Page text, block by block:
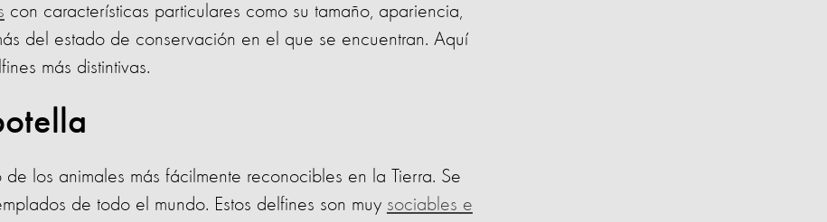
con características particulares como su tamaño, apariencia,
del estado de conservación en el que se encuentran. Aquí
más distintivas.
los animales más fácilmente reconocibles en la Tierra. Se
de todo el mundo. Estos delfines son muy sociables e